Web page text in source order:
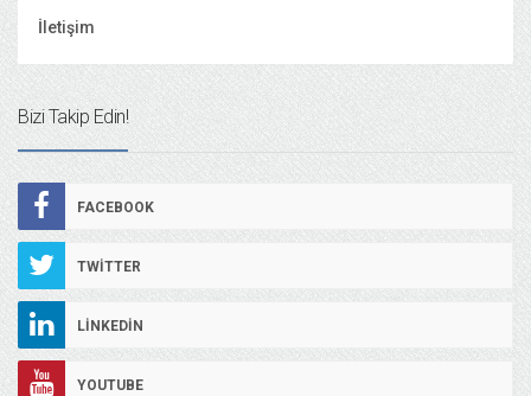
İletişim
Bizi Takip Edin!
FACEBOOK
TWITTER
LINKEDIN
YOUTUBE